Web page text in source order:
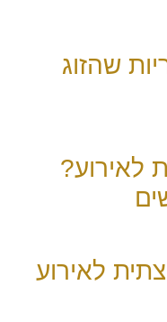
שהזוג
לאירוע?
לאירוע